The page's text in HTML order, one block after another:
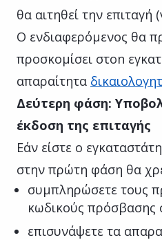
θα αιτηθεί την επιταγή
Ο ενδιαφερόμενος θα
προσκομίσει στοn
απαραίτητα
Δεύτερη φάση:
έκδοση της επιταγής
Εάν είστε ο
στην πρώτη φάση θα
συμπληρώσετε τους
κωδικούς πρόσβασης
επισυνάψετε τα